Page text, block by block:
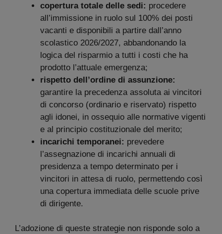
copertura totale delle sedi: procedere
all’immissione in ruolo sul 100% dei posti
vacanti e disponibili a partire dall’anno
scolastico 2026/2027, abbandonando la
logica del risparmio a tutti i costi che ha
prodotto l’attuale emergenza;
rispetto dell’ordine di assunzione:
garantire la precedenza assoluta ai vincitori
di concorso (ordinario e riservato) rispetto
agli idonei, in ossequio alle normative vigenti
e al principio costituzionale del merito;
incarichi temporanei: prevedere
l’assegnazione di incarichi annuali di
presidenza a tempo determinato per i
vincitori in attesa di ruolo, permettendo così
una copertura immediata delle scuole prive
di dirigente.
L’adozione di queste strategie non risponde solo a